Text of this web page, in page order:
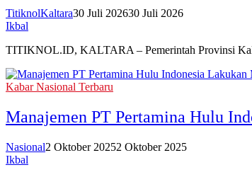
TitiknolKaltara30 Juli 202630 Juli 2026
Ikbal
TITIKNOL.ID, KALTARA – Pemerintah Provinsi
Kabar Nasional Terbaru
‎Manajemen PT Pertamina Hulu
Nasional2 Oktober 20252 Oktober 2025
Ikbal